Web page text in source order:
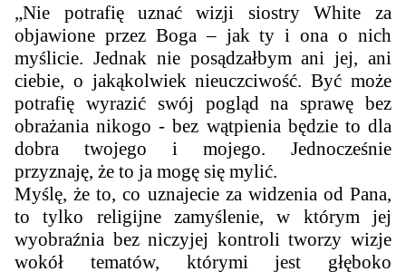
„Nie potrafię uznać wizji siostry White za
objawione przez Boga – jak ty i ona o nich
myślicie. Jednak nie posądzałbym ani jej, ani
ciebie, o jakąkolwiek nieuczciwość. Być może
potrafię wyrazić swój pogląd na sprawę bez
obrażania nikogo - bez wątpienia będzie to dla
dobra twojego i mojego. Jednocześnie
przyznaję, że to ja mogę się mylić.
Myślę, że to, co uznajecie za widzenia od Pana,
to tylko religijne zamyślenie, w którym jej
wyobraźnia bez niczyjej kontroli tworzy wizje
wokół tematów, którymi jest głęboko